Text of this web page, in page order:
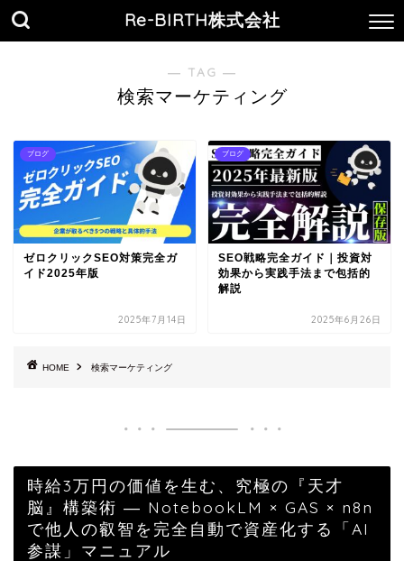
Re-BIRTH株式会社
― TAG ―
検索マーケティング
ブログ
ゼロクリックSEO対策完全ガ
イド2025年版
2025年7月14日
ブログ
SEO戦略完全ガイド｜投資対
効果から実践手法まで包括的
解説
2025年6月26日
HOME 検索マーケティング
時給3万円の価値を生む、究極の『天才
脳』構築術 ― NotebookLM × GAS × n8n
で他人の叡智を完全自動で資産化する「AI
参謀」マニュアル